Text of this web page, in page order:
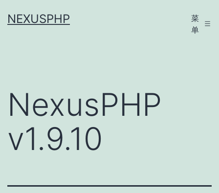
至NEXUSPHP
菜
单
NexusPHP
v1.9.10